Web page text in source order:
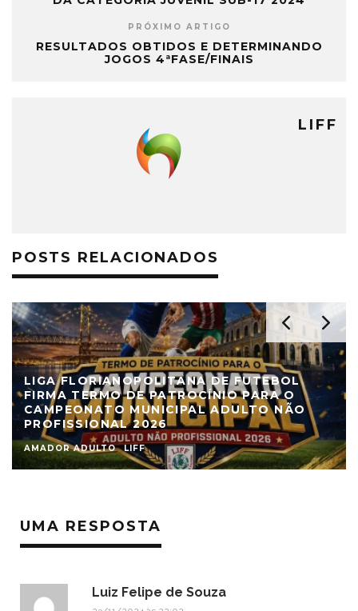
PRÓXIMO ARTIGO
RESULTADOS OBTIDOS E DETERMINANDO
JOGOS 4ªFASE/FINAIS
LIFF
POSTS RELACIONADOS
LIGA FLORIANOPOLITANA DE FUTEBOL
FIRMA TERMO DE PATROCÍNIO PARA O
CAMPEONATO MUNICIPAL ADULTO NÃO
PROFISSIONAL 2026
AMADOR ADULTO LIFF
UMA RESPOSTA
Luiz Felipe de Souza